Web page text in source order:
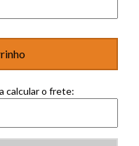
calcular o frete: